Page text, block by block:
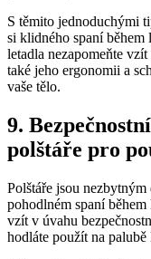
S ⁣těmito jednoduchými
si ‍klidného spaní⁢ během
letadla nezapomeňte
také ⁢jeho ergonomii a
vaše tělo.
9.
‌polštáře pro
Polštáře jsou‌
⁣pohodlném ⁣spaní
vzít v úvahu
hodláte použít na palubě